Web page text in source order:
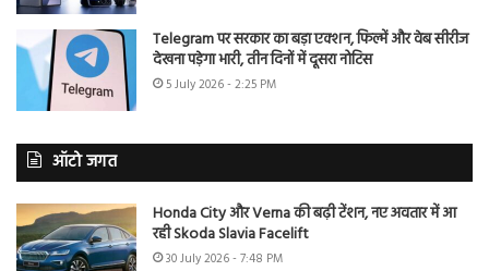
Telegram पर सरकार का बड़ा एक्शन, फिल्में और वेब सीरीज
देखना पड़ेगा भारी, तीन दिनों में दूसरा नोटिस
5 July 2026 - 2:25 PM
ऑटो जगत
Honda City और Verna की बढ़ी टेंशन, नए अवतार में आ
रही Skoda Slavia Facelift
30 July 2026 - 7:48 PM